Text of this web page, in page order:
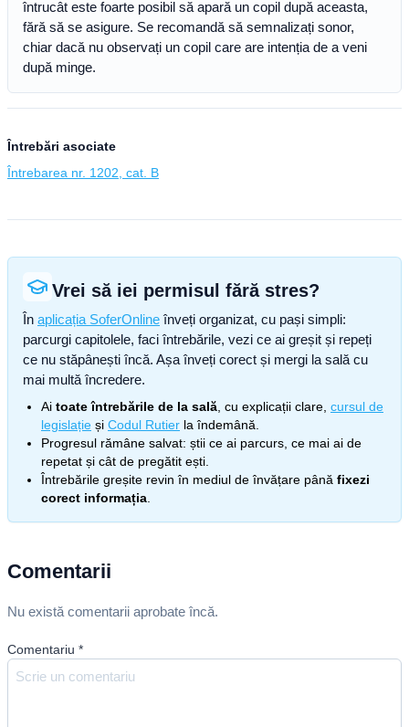
întrucât este foarte posibil să apară un copil după aceasta,
fără să se asigure. Se recomandă să semnalizați sonor,
chiar dacă nu observați un copil care are intenția de a veni
după minge.
Întrebări asociate
Întrebarea nr. 1202, cat. B
Vrei să iei permisul fără stres?
În aplicația SoferOnline înveți organizat, cu pași simpli:
parcurgi capitolele, faci întrebările, vezi ce ai greșit și repeți
ce nu stăpânești încă. Așa înveți corect și mergi la sală cu
mai multă încredere.
Ai toate întrebările de la sală , cu explicații clare, cursul de
legislație și Codul Rutier la îndemână.
Progresul rămâne salvat: știi ce ai parcurs, ce mai ai de
repetat și cât de pregătit ești.
Întrebările greșite revin în mediul de învățare până fixezi
corect informația
Comentarii
Nu există comentarii aprobate încă.
Comentariu *